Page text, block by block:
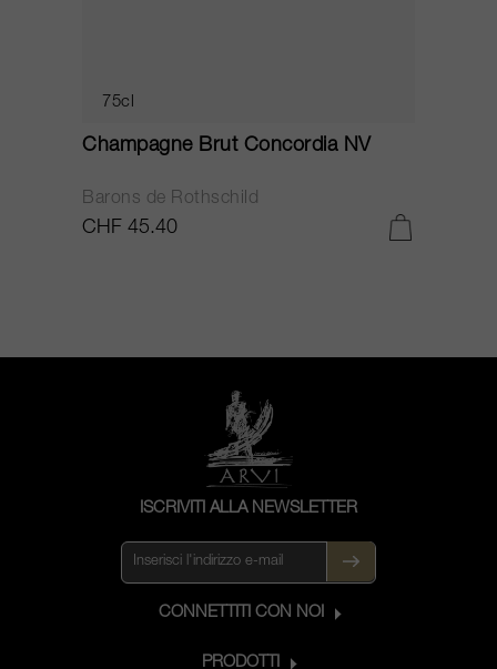
75cl
Champagne Brut Concordia NV
Barons de Rothschild
CHF 45.40
ISCRIVITI ALLA NEWSLETTER
CONNETTITI CON NOI
PRODOTTI